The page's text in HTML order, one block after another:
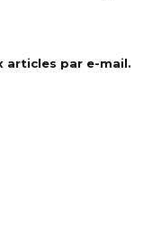
articles par e-mail.